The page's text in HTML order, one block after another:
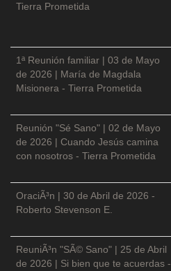
Tierra Prometida
1ª Reunión familiar | 03 de Mayo
de 2026 | María de Magdala
Misionera - Tierra Prometida
Reunión "Sé Sano" | 02 de Mayo
de 2026 | Cuando Jesús camina
con nosotros - Tierra Prometida
OraciÃ³n | 30 de Abril de 2026 -
Roberto Stevenson E.
ReuniÃ³n "SÃ© Sano" | 25 de Abril
de 2026 | Si bien que te acuerdas -